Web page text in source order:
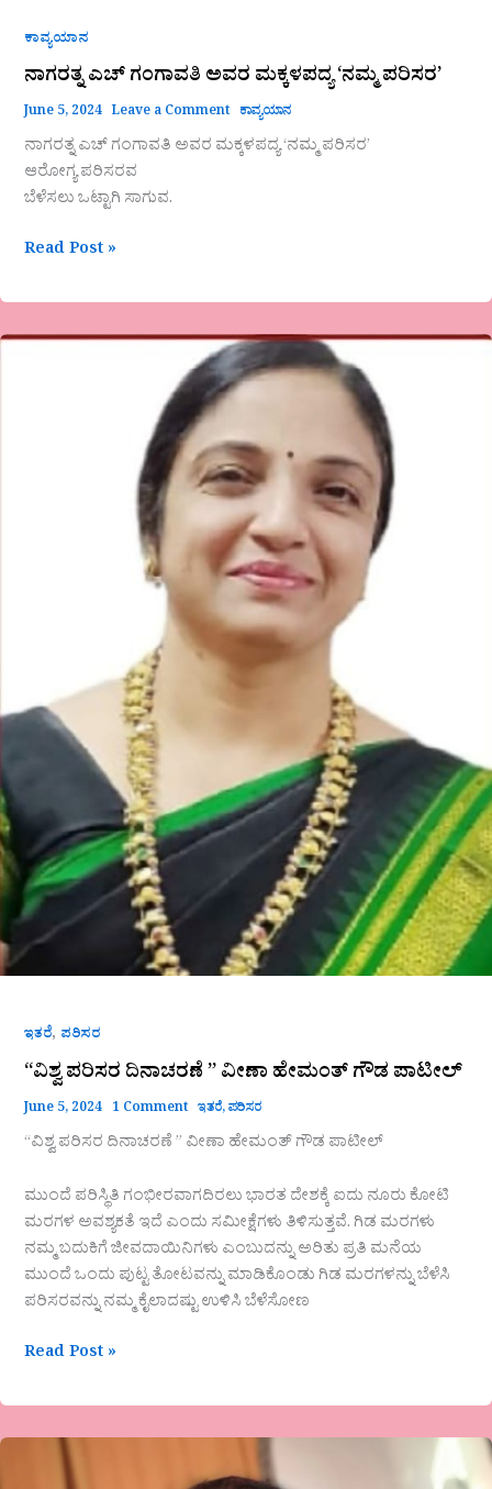
ಕಾವ್ಯಯಾನ
ನಾಗರತ್ನ ಎಚ್ ಗಂಗಾವತಿ ಅವರ ಮಕ್ಕಳಪದ್ಯ ‘ನಮ್ಮ ಪರಿಸರ’
June 5, 2024 Leave a Comment ಕಾವ್ಯಯಾನ
ನಾಗರತ್ನ ಎಚ್ ಗಂಗಾವತಿ ಅವರ ಮಕ್ಕಳಪದ್ಯ ‘ನಮ್ಮ ಪರಿಸರ’
ಆರೋಗ್ಯ ಪರಿಸರವ
ಬೆಳೆಸಲು ಒಟ್ಟಾಗಿ ಸಾಗುವ.
Read Post »
ಇತರೆ, ಪರಿಸರ
“ವಿಶ್ವ ಪರಿಸರ ದಿನಾಚರಣೆ ” ವೀಣಾ ಹೇಮಂತ್ ಗೌಡ ಪಾಟೀಲ್
June 5, 2024 1 Comment ಇತರೆ,ಪರಿಸರ
“ವಿಶ್ವ ಪರಿಸರ ದಿನಾಚರಣೆ ” ವೀಣಾ ಹೇಮಂತ್ ಗೌಡ ಪಾಟೀಲ್
ಮುಂದೆ ಪರಿಸ್ಥಿತಿ ಗಂಭೀರವಾಗದಿರಲು ಭಾರತ ದೇಶಕ್ಕೆ ಐದು ನೂರು ಕೋಟಿ
ಮರಗಳ ಅವಶ್ಯಕತೆ ಇದೆ ಎಂದು ಸಮೀಕ್ಷೆಗಳು ತಿಳಿಸುತ್ತವೆ. ಗಿಡ ಮರಗಳು
ನಮ್ಮ ಬದುಕಿಗೆ ಜೀವದಾಯಿನಿಗಳು ಎಂಬುದನ್ನು ಅರಿತು ಪ್ರತಿ ಮನೆಯ
ಮುಂದೆ ಒಂದು ಪುಟ್ಟ ತೋಟವನ್ನು ಮಾಡಿಕೊಂಡು ಗಿಡ ಮರಗಳನ್ನು ಬೆಳೆಸಿ
ಪರಿಸರವನ್ನು ನಮ್ಮ ಕೈಲಾದಷ್ಟು ಉಳಿಸಿ ಬೆಳೆಸೋಣ
“ವಿಶ್ವ
Read Post »
ಲೀಲಾ
ಗುರುರಾಜ್